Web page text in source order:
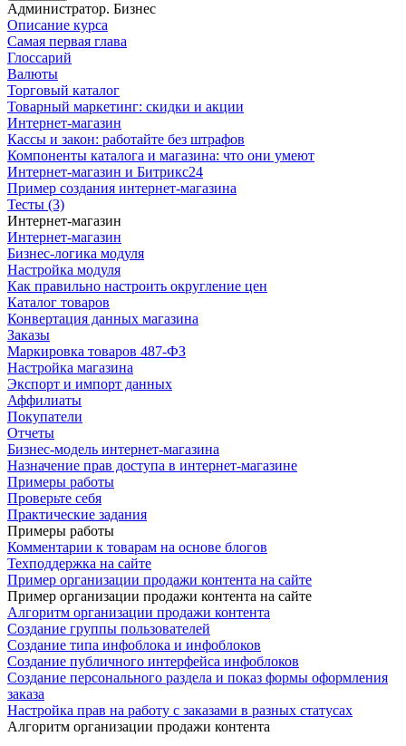
Администратор. Бизнес
Описание курса
Самая первая глава
Глоссарий
Валюты
Торговый каталог
Товарный маркетинг: скидки и акции
Интернет-магазин
Кассы и закон: работайте без штрафов
Компоненты каталога и магазина: что они умеют
Интернет-магазин и Битрикс24
Пример создания интернет-магазина
Тесты (3)
Интернет-магазин
Интернет-магазин
Бизнес-логика модуля
Настройка модуля
Как правильно настроить округление цен
Каталог товаров
Конвертация данных магазина
Заказы
Маркировка товаров 487-ФЗ
Настройка магазина
Экспорт и импорт данных
Аффилиаты
Покупатели
Отчеты
Бизнес-модель интернет-магазина
Назначение прав доступа в интернет-магазине
Примеры работы
Проверьте себя
Практические задания
Примеры работы
Комментарии к товарам на основе блогов
Техподдержка на сайте
Пример организации продажи контента на сайте
Пример организации продажи контента на сайте
Алгоритм организации продажи контента
Создание группы пользователей
Создание типа инфоблока и инфоблоков
Создание публичного интерфейса инфоблоков
Создание персонального раздела и показ формы оформления
заказа
Настройка прав на работу с заказами в разных статусах
Алгоритм организации продажи контента